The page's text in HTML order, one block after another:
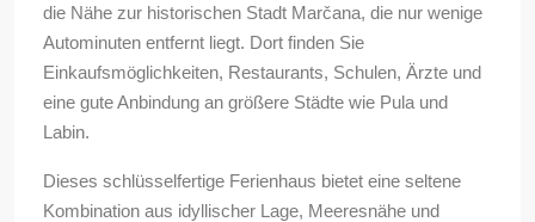
die Nähe zur historischen Stadt Marčana, die nur wenige
Autominuten entfernt liegt. Dort finden Sie
Einkaufsmöglichkeiten, Restaurants, Schulen, Ärzte und
eine gute Anbindung an größere Städte wie Pula und
Labin.
Dieses schlüsselfertige Ferienhaus bietet eine seltene
Kombination aus idyllischer Lage, Meeresnähe und